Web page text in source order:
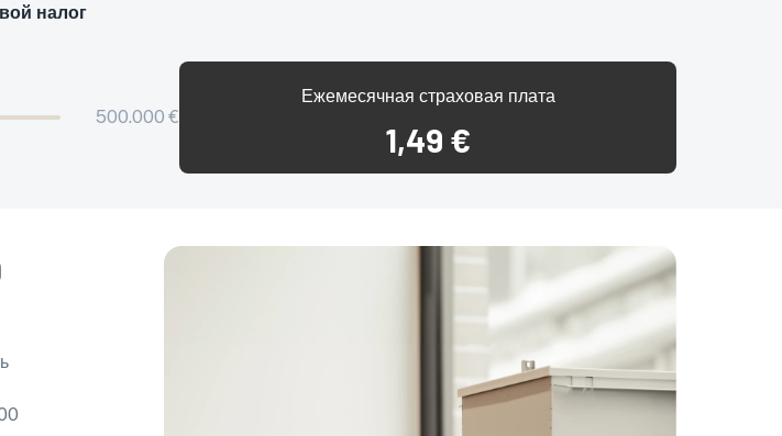
налог
500.000 €
Ежемесячная страховая плата
1,49 €